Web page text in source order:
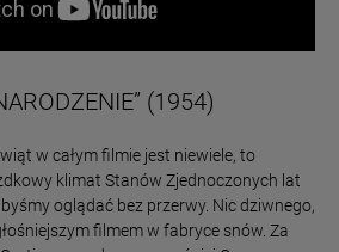
(1954)
w całym filmie jest niewiele, to
klimat Stanów Zjednoczonych lat
oglądać bez przerwy. Nic dziwnego,
filmem w fabryce snów. Za